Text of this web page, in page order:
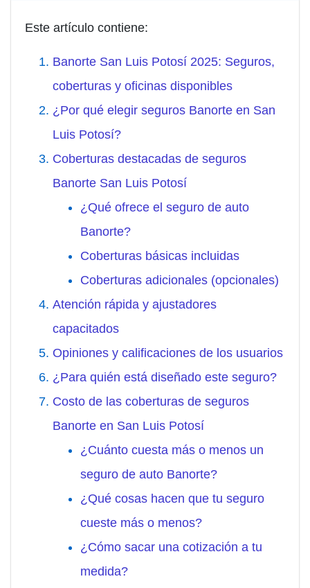
Este artículo contiene:
Banorte San Luis Potosí 2025: Seguros,
coberturas y oficinas disponibles
¿Por qué elegir seguros Banorte en San
Luis Potosí?
Coberturas destacadas de seguros
Banorte San Luis Potosí
¿Qué ofrece el seguro de auto
Banorte?
Coberturas básicas incluidas
Coberturas adicionales (opcionales)
Atención rápida y ajustadores
capacitados
Opiniones y calificaciones de los usuarios
¿Para quién está diseñado este seguro?
Costo de las coberturas de seguros
Banorte en San Luis Potosí
¿Cuánto cuesta más o menos un
seguro de auto Banorte?
¿Qué cosas hacen que tu seguro
cueste más o menos?
¿Cómo sacar una cotización a tu
medida?